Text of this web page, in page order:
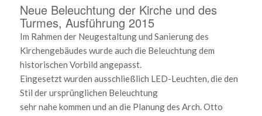
Neue Beleuchtung der Kirche und des
Turmes, Ausführung 2015
Im Rahmen der Neugestaltung und Sanierung des
Kirchengebäudes wurde auch die Beleuchtung dem
historischen Vorbild angepasst.
Eingesetzt wurden ausschließlich LED-Leuchten, die den
Stil der ursprünglichen Beleuchtung
sehr nahe kommen und an die Planung des Arch. Otto